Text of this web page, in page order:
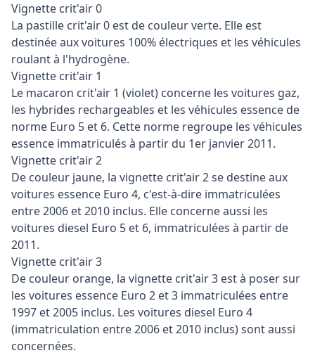
Vignette crit'air 0
La pastille crit'air 0 est de couleur verte. Elle est
destinée aux voitures 100% électriques et les véhicules
roulant à l'hydrogène.
Vignette crit'air 1
Le macaron crit'air 1 (violet) concerne les voitures gaz,
les hybrides rechargeables et les véhicules essence de
norme Euro 5 et 6. Cette norme regroupe les véhicules
essence immatriculés à partir du 1er janvier 2011.
Vignette crit'air 2
De couleur jaune, la vignette crit'air 2 se destine aux
voitures essence Euro 4, c'est-à-dire immatriculées
entre 2006 et 2010 inclus. Elle concerne aussi les
voitures diesel Euro 5 et 6, immatriculées à partir de
2011.
Vignette crit'air 3
De couleur orange, la vignette crit'air 3 est à poser sur
les voitures essence Euro 2 et 3 immatriculées entre
1997 et 2005 inclus. Les voitures diesel Euro 4
(immatriculation entre 2006 et 2010 inclus) sont aussi
concernées.